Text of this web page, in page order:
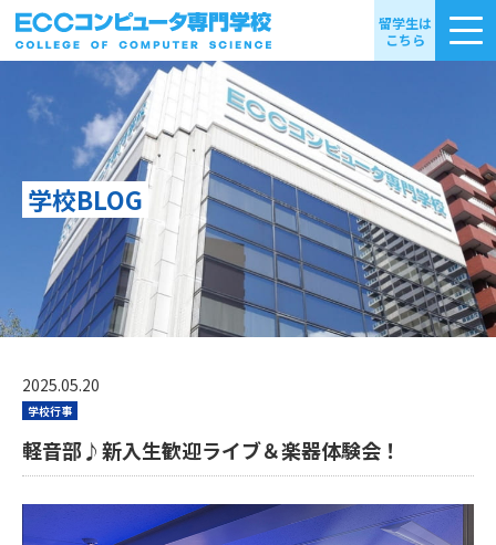
留学生は
こちら
学校BLOG
2025.05.20
学校行事
軽音部♪新入生歓迎ライブ＆楽器体験会！